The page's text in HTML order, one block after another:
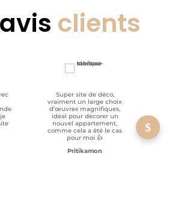
clients
Super site de déco,
vraiment un large choix
d’œuvres magnifiques,
idéal pour décorer un
nouvel appartement,
comme cela a été le cas
pour moi 👍
Pritikamon